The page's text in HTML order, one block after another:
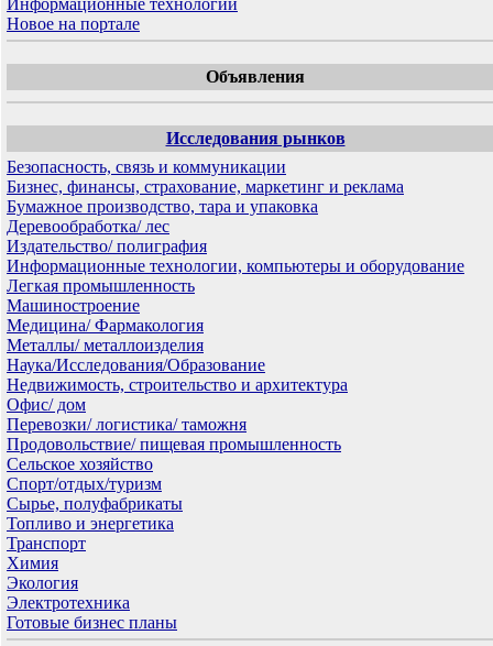
Информационные технологии
Новое на портале
Объявления
Исследования рынков
Безопасность, связь и коммуникации
Бизнес, финансы, страхование, маркетинг и реклама
Бумажное производство, тара и упаковка
Деревообработка/ лес
Издательство/ полиграфия
Информационные технологии, компьютеры и оборудование
Легкая промышленность
Машиностроение
Медицина/ Фармакология
Металлы/ металлоизделия
Наука/Исследования/Образование
Недвижимость, строительство и архитектура
Офис/ дом
Перевозки/ логистика/ таможня
Продовольствие/ пищевая промышленность
Сельское хозяйство
Спорт/отдых/туризм
Сырье, полуфабрикаты
Топливо и энергетика
Транспорт
Химия
Экология
Электротехника
Готовые бизнес планы